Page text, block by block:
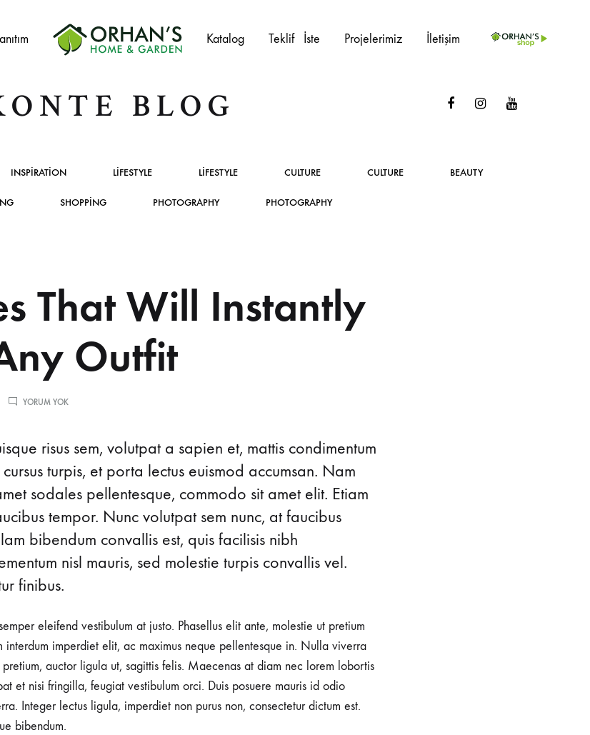
Plastik Sandalye
Bar Sandalyeleri
Garden
Katalog Teklif⠀İste Projelerimiz İletişim
BLOG FacebookInstagramYoutube
INSPIRATION LIFESTYLE LIFESTYLE CULTURE CULTURE BEAUTY
SHOPPING PHOTOGRAPHY PHOTOGRAPHY
That Will Instantly
Outfit
YORUM YOK
risus sem, volutpat a sapien et, mattis condimentum
turpis, et porta lectus euismod accumsan. Nam
sodales pellentesque, commodo sit amet elit. Etiam
tempor. Nunc volutpat sem nunc, at faucibus
bibendum convallis est, quis facilisis nibh
nisl mauris, sed molestie turpis convallis vel.
finibus.
eleifend vestibulum at justo. Phasellus elit ante, molestie ut pretium
imperdiet elit, ac maximus neque pellentesque in. Nulla viverra
pretium, auctor ligula ut, sagittis felis. Maecenas at diam nec lorem lobortis
et nisi fringilla, feugiat vestibulum orci. Duis posuere mauris id odio
Integer lectus ligula, imperdiet non purus non, consectetur dictum est.
bibendum.